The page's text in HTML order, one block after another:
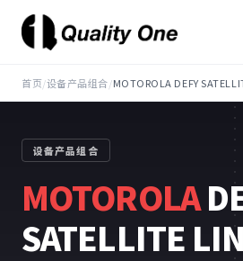
首页/设备产品组合/MOTOROLA DEFY
设备产品组合
MOTOROLA
SATELLITE